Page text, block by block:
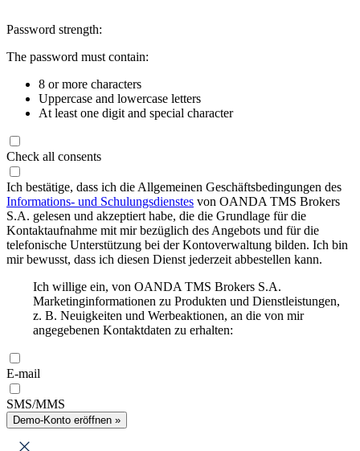
Password strength:
The password must contain:
8 or more characters
Uppercase and lowercase letters
At least one digit and special character
Check all consents
Ich bestätige, dass ich die Allgemeinen Geschäftsbedingungen des
Informations- und Schulungsdienstes von OANDA TMS Brokers
S.A. gelesen und akzeptiert habe, die die Grundlage für die
Kontaktaufnahme mit mir bezüglich des Angebots und für die
telefonische Unterstützung bei der Kontoverwaltung bilden. Ich bin
mir bewusst, dass ich diesen Dienst jederzeit abbestellen kann.
Ich willige ein, von OANDA TMS Brokers S.A.
Marketinginformationen zu Produkten und Dienstleistungen,
z. B. Neuigkeiten und Werbeaktionen, an die von mir
angegebenen Kontaktdaten zu erhalten:
E-mail
SMS/MMS
Demo-Konto eröffnen »